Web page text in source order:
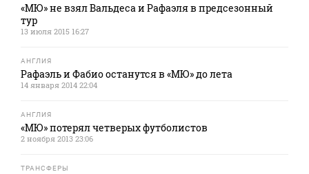
«МЮ» не взял Вальдеса и Рафаэля в предсезонный
тур
13 июля 2015 16:27
АНГЛИЯ
Рафаэль и Фабио останутся в «МЮ» до лета
14 января 2014 22:04
АНГЛИЯ
«МЮ» потерял четверых футболистов
2 ноября 2013 23:06
ТРАНСФЕРЫ